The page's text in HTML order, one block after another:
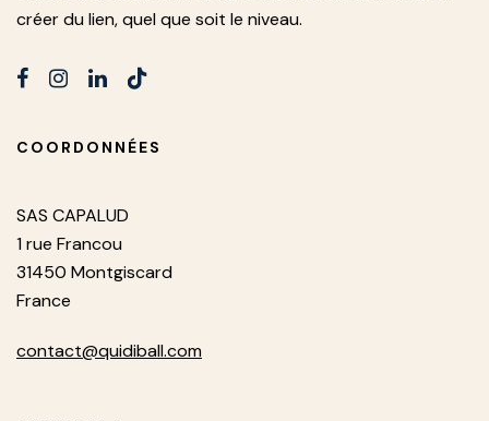
créer du lien, quel que soit le niveau.
COORDONNÉES
SAS CAPALUD
1 rue Francou
31450 Montgiscard
France
contact@quidiball.com